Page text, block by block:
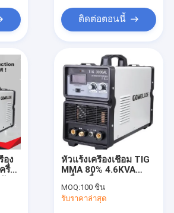
MMA ใช้ในอุตสาหกรรม
อถือ
แบบพกพา
ติดต่อตอนนี้
อง
รื่อง
หัวแร้งเครื่องเชื่อม TIG
MMA 80% 4.6KVA
MOQ:100 ชิ้น
รับราคาล่าสุด